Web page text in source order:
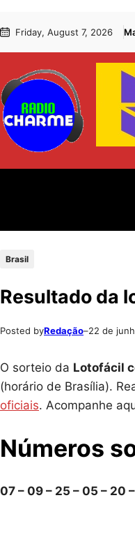
para
conteúdo
to Friday, August 7, 2026
Brasil
Resultado da
Posted byRedação–22 de
O sorteio da Lotofácil
(horário de Brasília).
oficiais. Acompanhe
Números
07 – 09 – 25 – 05 – 20 –